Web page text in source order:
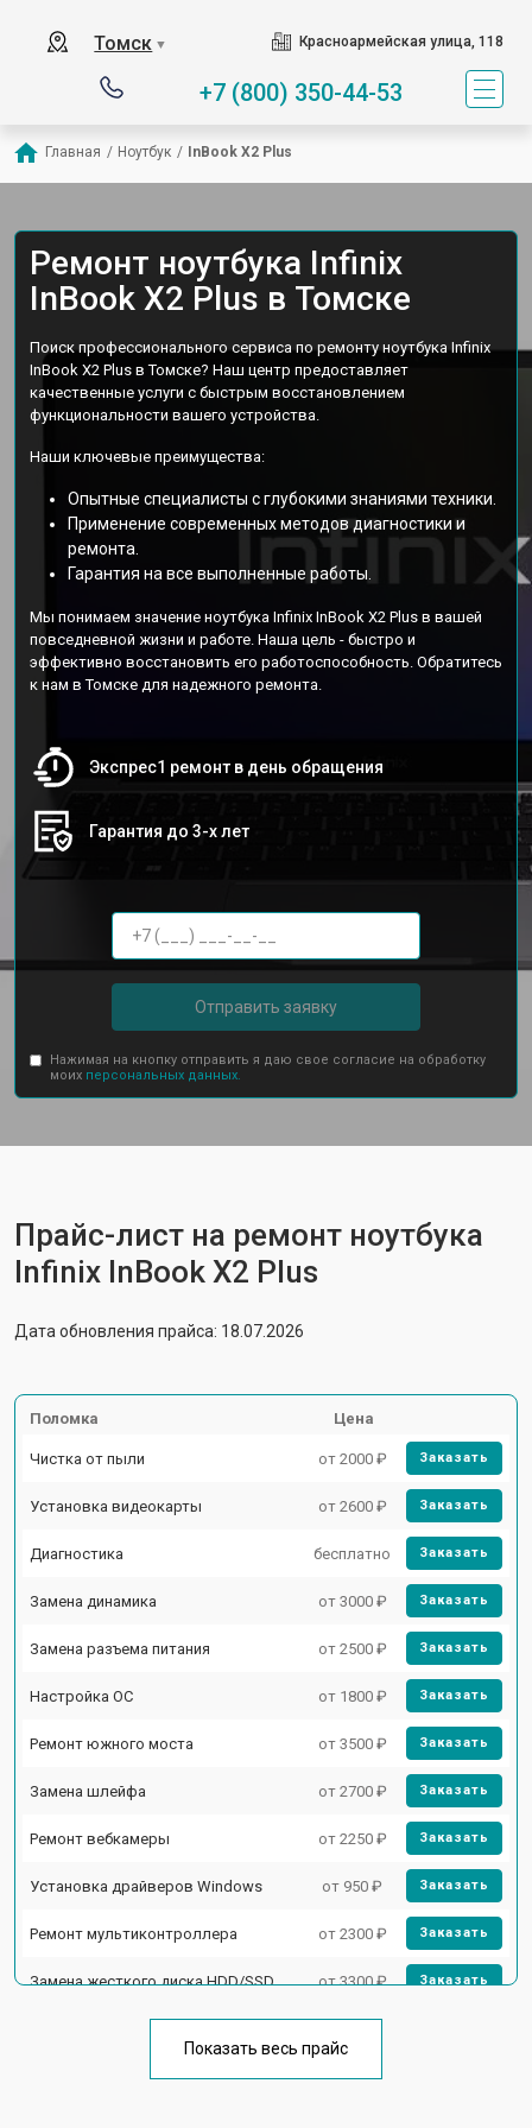
Томск ▼ Красноармейская улица, 118
+7 (800) 350-44-53
Главная / Ноутбук / InBook X2 Plus
Ремонт ноутбука Infinix
InBook X2 Plus в Томске
Поиск профессионального сервиса по ремонту ноутбука Infinix
InBook X2 Plus в Томске? Наш центр предоставляет
качественные услуги с быстрым восстановлением
функциональности вашего устройства.
Наши ключевые преимущества:
Опытные специалисты с глубокими знаниями техники.
Применение современных методов диагностики и
ремонта.
Гарантия на все выполненные работы.
Мы понимаем значение ноутбука Infinix InBook X2 Plus в вашей
повседневной жизни и работе. Наша цель - быстро и
эффективно восстановить его работоспособность. Обратитесь
к нам в Томске для надежного ремонта.
Экспрес1 ремонт в день обращения
Гарантия до 3-х лет
Отправить заявку
Нажимая на кнопку отправить я даю свое согласие на обработку
моих персональных данных.
Прайс-лист на ремонт ноутбука
Infinix InBook X2 Plus
Дата обновления прайса: 18.07.2026
Поломка Цена
Чистка от пыли от 2000 ₽ Заказать
Установка видеокарты от 2600 ₽ Заказать
Диагностика бесплатно Заказать
Замена динамика от 3000 ₽ Заказать
Замена разъема питания от 2500 ₽ Заказать
Настройка ОС от 1800 ₽ Заказать
Ремонт южного моста от 3500 ₽ Заказать
Замена шлейфа от 2700 ₽ Заказать
Ремонт вебкамеры от 2250 ₽ Заказать
Установка драйверов Windows от 950 ₽ Заказать
Ремонт мультиконтроллера от 2300 ₽ Заказать
Замена жесткого диска HDD/SSD от 3300 ₽ Заказать
от 1500 ₽
Показать весь прайс